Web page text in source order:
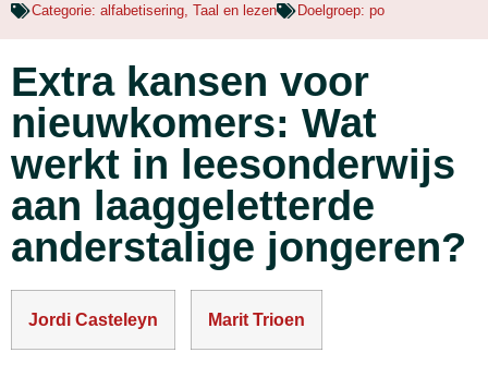
Categorie: alfabetisering Taal en lezen Doelgroep: po
Extra kansen voor
nieuwkomers: Wat
werkt in leesonderwijs
aan laaggeletterde
anderstalige jongeren?
Jordi Casteleyn Marit Trioen